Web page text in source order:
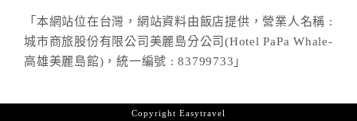
七、天候因素
住房當日遇颱風、地震等不可抗拒因素時（以氣象局發
更住房日期或退費處理之。待飯店確認無誤後，可辦理
「本網站位在台灣，網站資料由飯店提供，營業人名稱 :
城市商旅股份有限公司美麗島分公司(Hotel PaPa Whale-
高雄美麗島館)，統一編號 : 83799733」
Copyright Easytravel